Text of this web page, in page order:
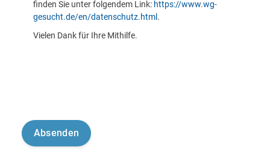
finden Sie unter folgendem Link: https://www.wg-
gesucht.de/en/datenschutz.html .
Vielen Dank für Ihre Mithilfe.